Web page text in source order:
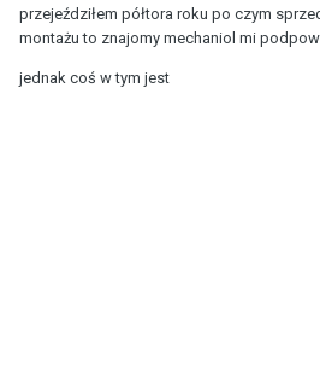
przejeździłem półtora roku po czym
montażu to znajomy mechaniol mi
jednak coś w tym jest